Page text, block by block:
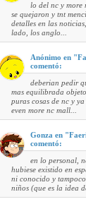
lo del nc y more
se quejaron y tnt
detalles en las
lado, los anglo...
Anónimo en
comentó:
deberian pedir
mas equilibrada
puras cosas de nc y
even more nc mall...
Gonza en
comentó:
en lo personal,
hubiese existido en
ni conocido y
niños (que es la idea